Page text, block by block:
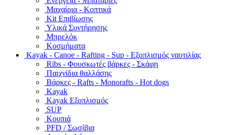
Μαχαίρια - Κοπτικά
Kit Επιβίωσης
Υλικά Συντήρησης
Μπρελόκ
Κοσμήματα
Kayak - Canoe - Rafting - Sup - Εξοπλισμός ναυτιλίας
Ribs - Φουσκωτές βάρκες - Σκάφη
Παιχνίδια θαλλάσης
Βάρκες - Rafts - Monorafts - Hot dogs
Kayak
Kayak Εξοπλισμός
SUP
Κουπιά
PFD / Σωσίβια